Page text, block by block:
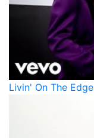
Livin' On The Edge